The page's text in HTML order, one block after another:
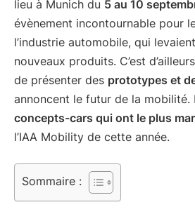
lieu à Munich du 5 au 10
évènement incontournable pour
l’industrie automobile, qui
nouveaux produits. C’est
de présenter des prototypes et
annoncent le futur de la mobilité.
concepts-cars qui ont le plus
l’IAA Mobility de cette année.
Sommaire :